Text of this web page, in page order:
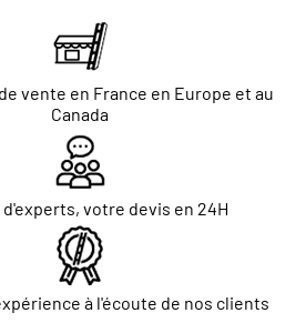
vente en France en Europe et au
Canada
votre devis en 24H
à l'écoute de nos clients